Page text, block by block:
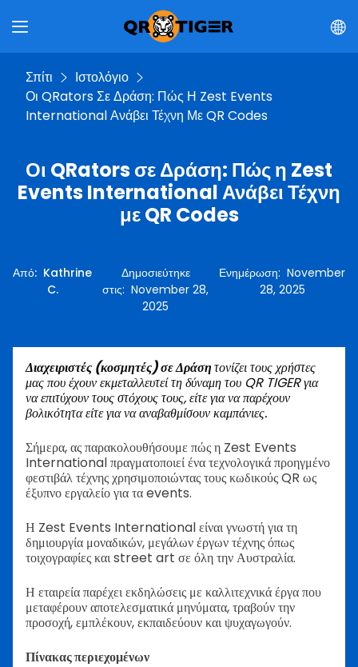
Σπίτι
Ιστολόγιο
Οι QRators Σε Δράση: Πώς Η Zest Events
International Ανάβει Τέχνη Με QR Codes
Οι QRators σε Δράση: Πώς η Zest
Events International Ανάβει Τέχνη
με QR Codes
Από: Kathrine
C.
Δημοσιεύτηκε
στις: November 28,
2025
Ενημέρωση: November
28, 2025
Διαχειριστές (κοσμητές) σε Δράσητονίζει τους χρήστες
μας που έχουν εκμεταλλευτεί τη δύναμη του QR TIGER για
να επιτύχουν τους στόχους τους, είτε για να παρέχουν
βολικότητα είτε για να αναβαθμίσουν καμπάνιες.
Σήμερα, ας παρακολουθήσουμε πώς η Zest Events
International πραγματοποιεί ένα τεχνολογικά προηγμένο
φεστιβάλ τέχνης χρησιμοποιώντας τους κωδικούς QR ως
έξυπνο εργαλείο για τα events.
Η Zest Events International είναι γνωστή για τη
δημιουργία μοναδικών, μεγάλων έργων τέχνης όπως
τοιχογραφίες και street art σε όλη την Αυστραλία.
Η εταιρεία παρέχει εκδηλώσεις με καλλιτεχνικά έργα που
μεταφέρουν αποτελεσματικά μηνύματα, τραβούν την
προσοχή, εμπλέκουν, εκπαιδεύουν και ψυχαγωγούν.
Πίνακας περιεχομένων